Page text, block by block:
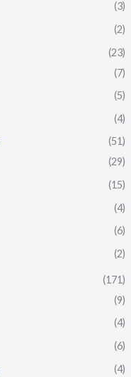
(3)
(2)
(23)
(7)
(5)
(4)
(51)
(29)
(15)
(4)
(6)
(2)
(171)
(9)
(4)
(6)
(4)